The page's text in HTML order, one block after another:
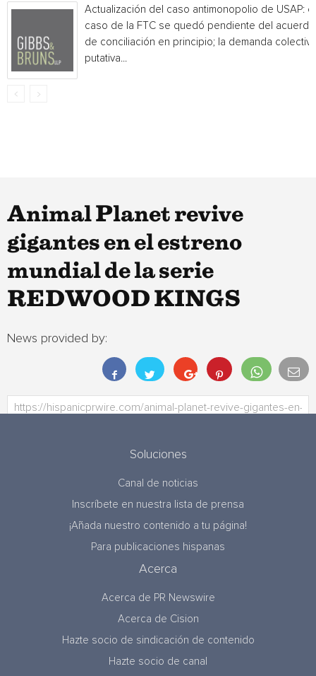
Actualización del caso antimonopolio de USAP: el
caso de la FTC se quedó pendiente del acuerdo
de conciliación en principio; la demanda colectiva
putativa...
Animal Planet revive
gigantes en el estreno
mundial de la serie
REDWOOD KINGS
News provided by:
Soluciones
Canal de noticias
Inscríbete en nuestra lista de prensa
¡Añada nuestro contenido a tu página!
Para publicaciones hispanas
Acerca
Acerca de PR Newswire
Acerca de Cision
Hazte socio de sindicación de contenido
Hazte socio de canal